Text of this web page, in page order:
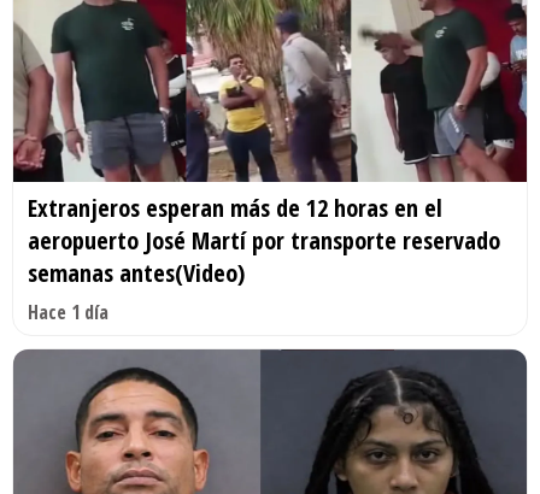
Extranjeros esperan más de 12 horas en el
aeropuerto José Martí por transporte reservado
semanas antes(Video)
Hace 1 día